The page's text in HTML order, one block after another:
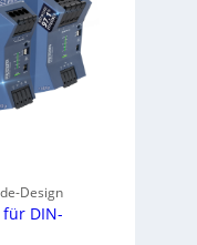
Design
DIN-